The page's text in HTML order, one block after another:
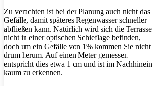
Zu verachten ist bei der Planung auch nicht das
Gefälle, damit späteres Regenwasser schneller
abfließen kann. Natürlich wird sich die Terrasse
nicht in einer optischen Schieflage befinden,
doch um ein Gefälle von 1% kommen Sie nicht
drum herum. Auf einen Meter gemessen
entspricht dies etwa 1 cm und ist im Nachhinein
kaum zu erkennen.